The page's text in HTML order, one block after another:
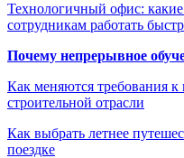
Технологичный офис:
сотрудникам работать
Почему непрерывное
Как меняются требования
строительной отрасли
Как выбрать летнее
поездке